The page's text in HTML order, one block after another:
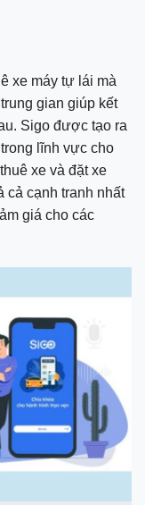
xe máy tự lái mà
gian giúp kết
Sigo được tạo ra
lĩnh vực cho
xe và đặt xe
cả cạnh tranh nhất
giá cho các